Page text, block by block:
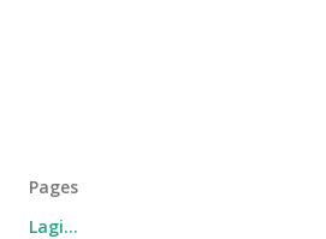
Pages
Lagi…